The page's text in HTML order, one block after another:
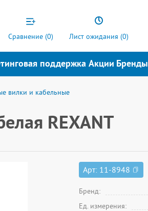
Сравнение (0) Лист ожидания (0)
поддержка Акции Бренды
вилки и кабельные
REXANT
Арт: 11-8948
Бренд:
Ед. измерения: